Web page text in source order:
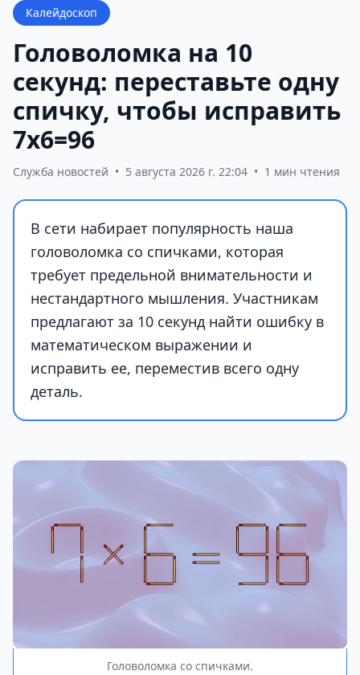
Калейдоскоп
Головоломка на 10
секунд: переставьте одну
спичку, чтобы исправить
7х6=96
Служба новостей • 5 августа 2026 г. 22:04 • 1 мин чтения
В сети набирает популярность наша
головоломка со спичками, которая
требует предельной внимательности и
нестандартного мышления. Участникам
предлагают за 10 секунд найти ошибку в
математическом выражении и
исправить ее, переместив всего одну
деталь.
Головоломка со спичками.